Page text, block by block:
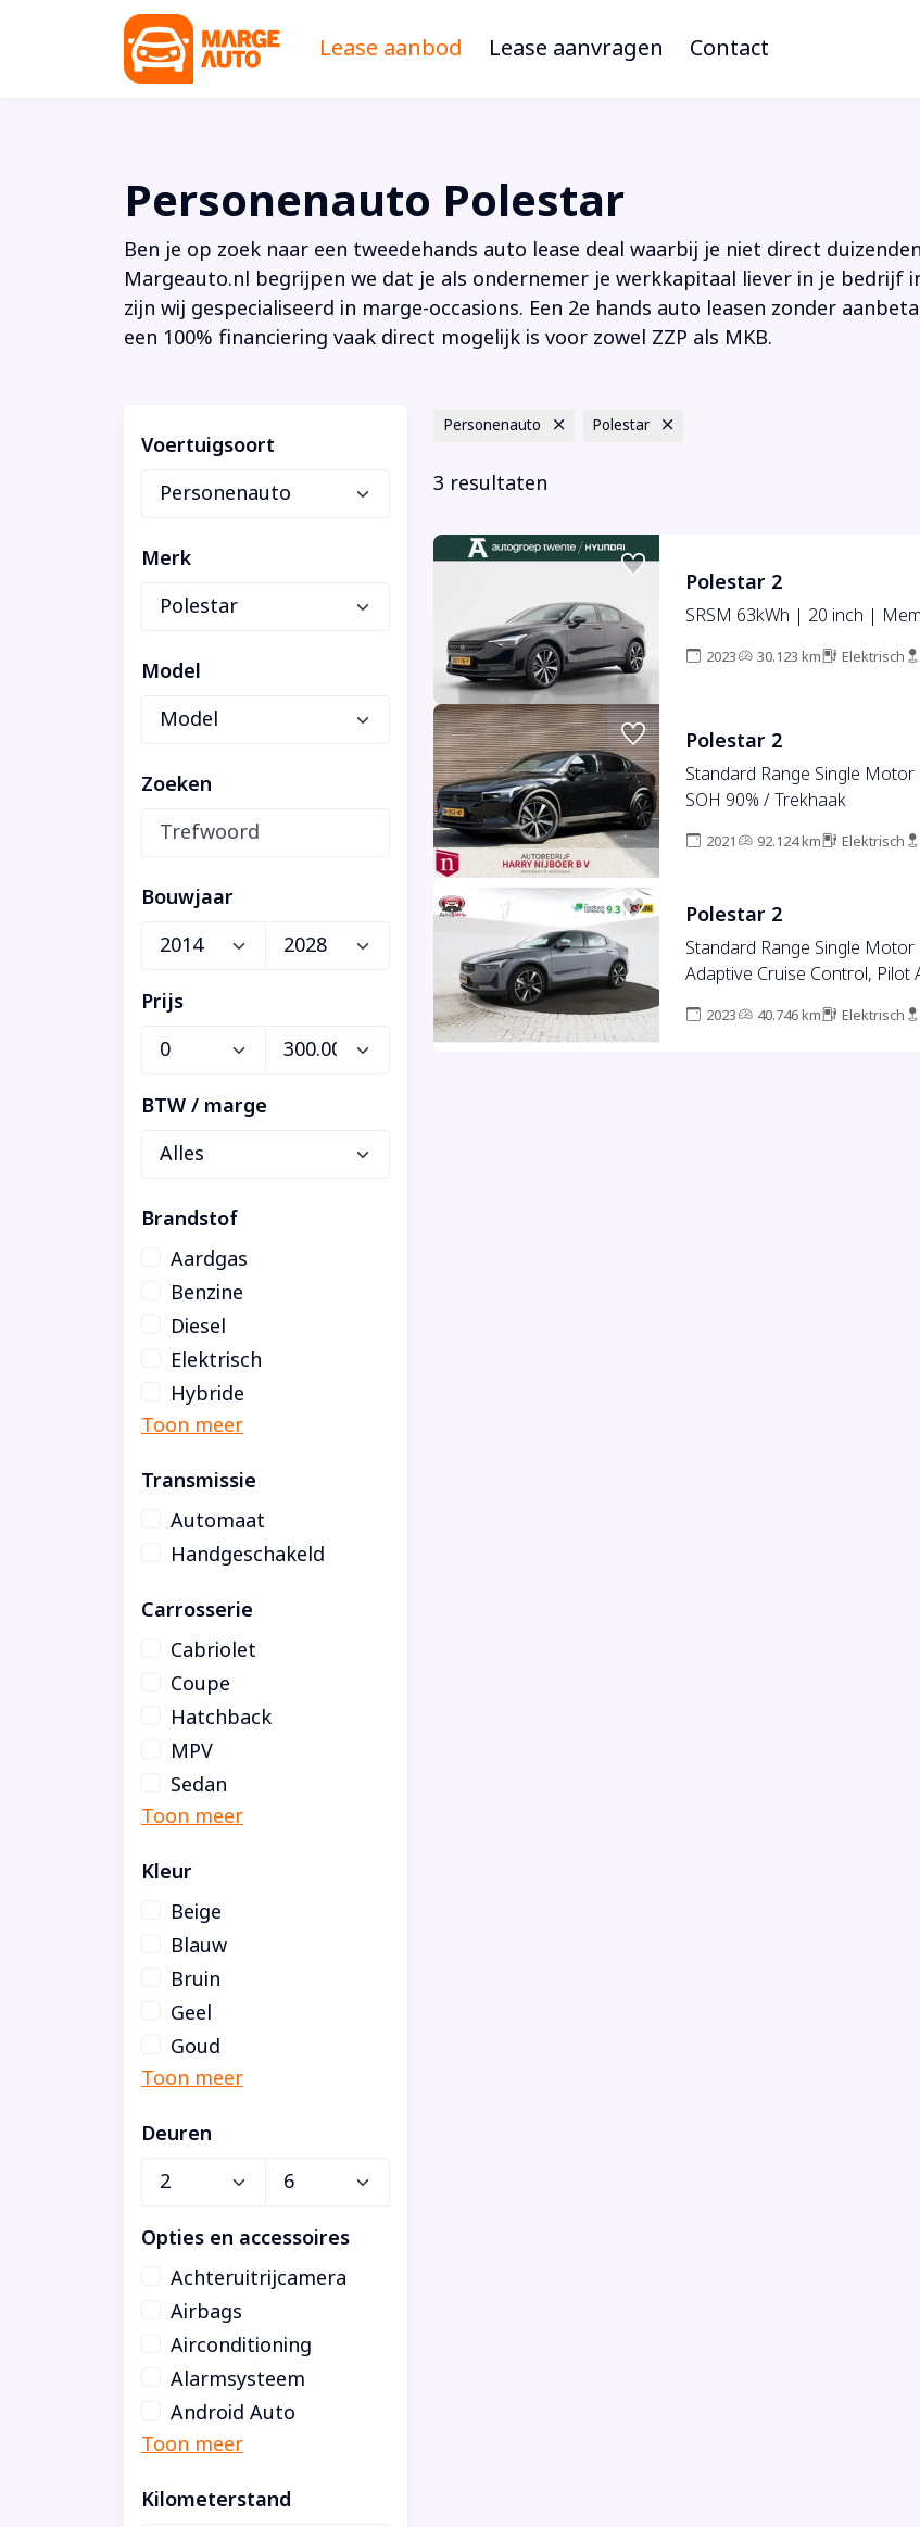
Lease aanbod Lease aanvragen Contact
Personenauto Polestar
Ben je op zoek naar een tweedehands auto lease deal waarbij je niet direct
Margeauto.nl begrijpen we dat je als ondernemer je werkkapitaal liever in je bedrijf
zijn wij gespecialiseerd in marge-occasions. Een 2e hands auto leasen zonder
een 100% financiering vaak direct mogelijk is voor zowel ZZP als MKB.
Voertuigsoort
Merk
Model
Zoeken
Bouwjaar
Prijs
BTW / marge
Brandstof
Aardgas
Benzine
Diesel
Elektrisch
Hybride
Transmissie
Automaat
Handgeschakeld
Carrosserie
Cabriolet
Coupe
Hatchback
MPV
Sedan
Kleur
Beige
Blauw
Bruin
Geel
Goud
Deuren
Opties en accessoires
Achteruitrijcamera
Airbags
Airconditioning
Alarmsysteem
Android Auto
Kilometerstand
Personenauto Polestar
3 resultaten
Polestar 2
SRSM 63kWh | 20 inch |
2023 30.123 km Elektrisch
Polestar 2
Standard Range Single
SOH 90% / Trekhaak
2021 92.124 km Elektrisch
Polestar 2
Standard Range Single
Adaptive Cruise Control, Pilot
2023 40.746 km Elektrisch